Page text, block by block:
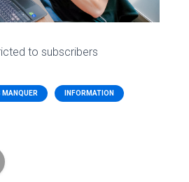
to subscribers
MANQUER INFORMATION